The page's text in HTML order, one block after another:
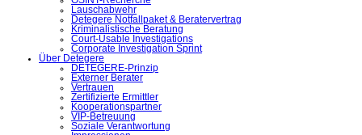
Lauschabwehr
Detegere Notfallpaket & Beratervertrag
Kriminalistische Beratung
Court-Usable Investigations
Corporate Investigation Sprint
Über Detegere
DETEGERE-Prinzip
Externer Berater
Vertrauen
Zertifizierte Ermittler
Kooperationspartner
VIP-Betreuung
Soziale Verantwortung